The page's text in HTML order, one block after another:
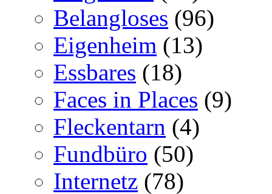
Belangloses (96)
Eigenheim (13)
Essbares (18)
Faces in Places (9)
Fleckentarn (4)
Fundbüro (50)
Internetz (78)